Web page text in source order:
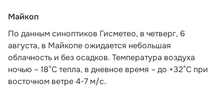
Майкоп
По данным синоптиков Гисметео, в четверг, 6
августа, в Майкопе ожидается небольшая
облачность и без осадков. Температура воздуха
ночью – 18°С тепла, в дневное время – до +32°С при
восточном ветре 4-7 м/с.